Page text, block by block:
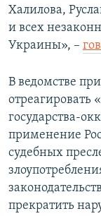
Халилова,
и всех
Украины», –
В ведомстве
отреагировать
государства-
применение
судебных
прекратить